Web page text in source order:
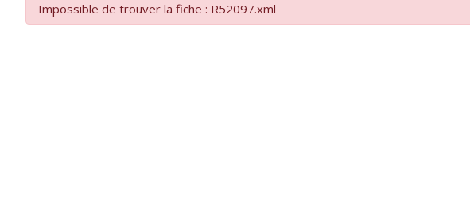
SEVER
Impossible de trouver la fiche : R52097.xml